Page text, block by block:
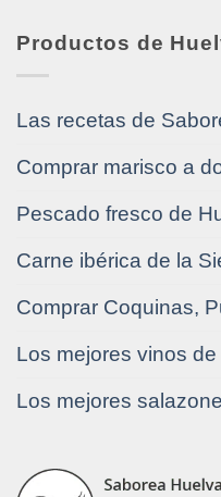
Productos de
Las recetas de
Comprar marisco a
Pescado fresco de
Carne ibérica de la
Comprar Coquinas,
Los mejores vinos
Los mejores